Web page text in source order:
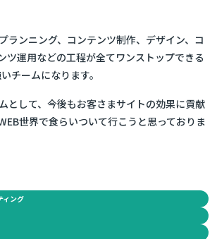
ランニング、コンテンツ制作、デザイン、コ
ツ運用などの工程が全てワンストップできる
チームになります。
として、今後もお客さまサイトの効果に貢献
世界で食らいついて行こうと思っておりま
ィング